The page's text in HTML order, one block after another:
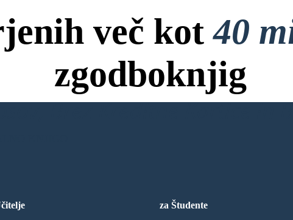
več kot40
zgodboknjig
Brez Kreditne Kartice in
za Študente